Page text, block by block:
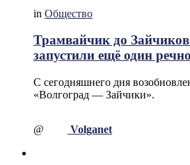
in Общество
Трамвайчик до
запустили ещё один
С сегодняшнего дня
«Волгоград — Зайчики».
@ Volganet